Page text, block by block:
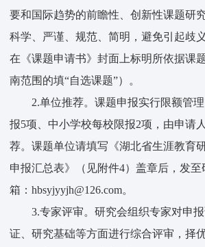
要和国际趋势的前瞻性、创新性课题研
科学、严谨、规范、简明，避免引起歧
在《课题申请书》封面上标明所依据课
南范围的填“自选课题”）。
2.单位推荐。课题申报实行限额管
报5项、中小学校每校限报2项，由申请
荐。课题单位请填写《湖北省生涯教育
申报汇总表》（见附件4）盖章后，发
箱：hbsyjyyjh@126.com。
3.专家评审。研究会组织专家对申
证、研究基础等方面进行综合评审，择